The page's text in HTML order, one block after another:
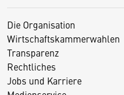
Die Organisation
Wirtschaftskammerwahlen
Transparenz
Rechtliches
Jobs und Karriere